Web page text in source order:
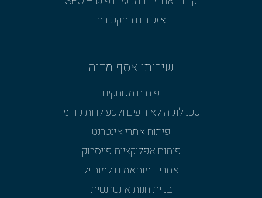
אזכורים בתקשורת
שירותי אסף מדיה
פיתוח משחקים
טכנולוגיה לאירועים ולפעילויות קד"מ
פיתוח אתרי אינטרנט
פיתוח אפליקציות פייסבוק
אתרים מותאמים למובייל
בניית חנות אינטרנטית